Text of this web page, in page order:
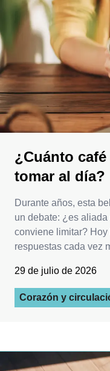
¿Cuánto
tomar al día?
Durante años, esta
un debate: ¿es
conviene limitar?
respuestas cada vez
29 de julio de 2026
Corazón y